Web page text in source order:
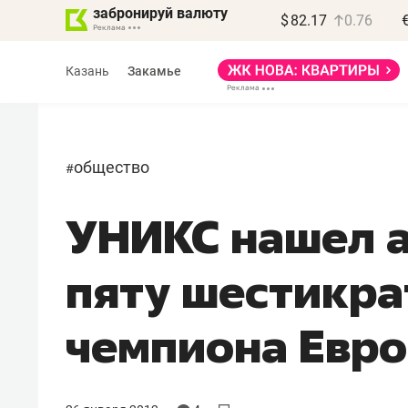
забронируй валюту $ 82.17 0.76
Казань Закамье
#общество
УНИКС нашел
пяту
чемпиона